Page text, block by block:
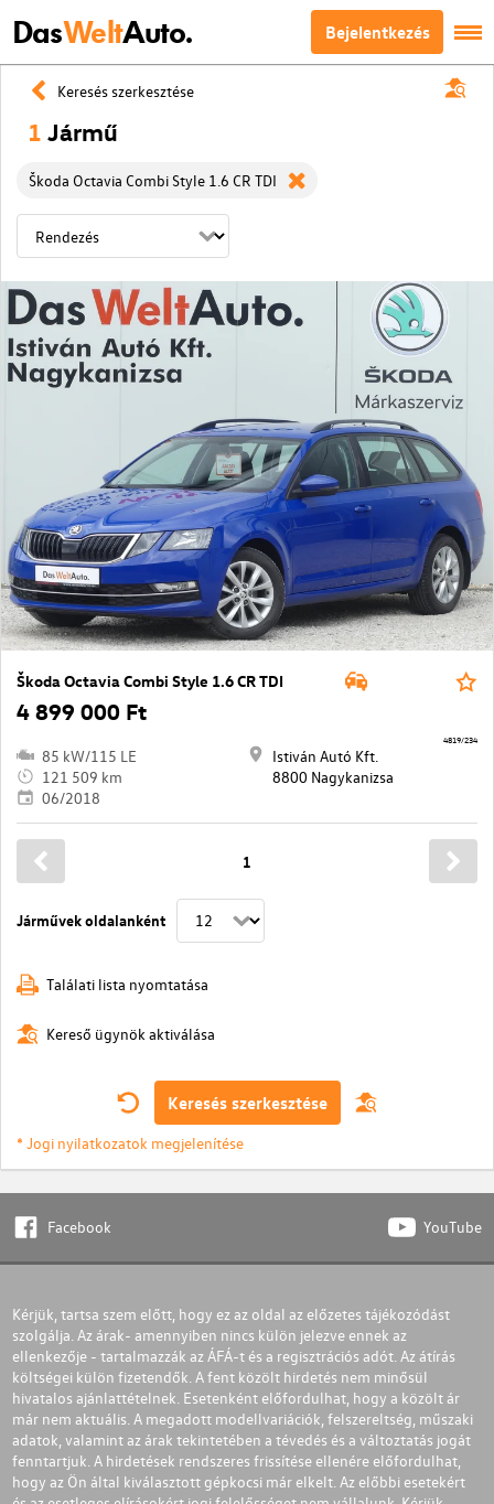
DasWeltAuto. Bejelentkezés
Keresés szerkesztése
1 Jármű
Škoda Octavia Combi Style 1.6 CR TDI
Škoda Octavia Combi Style 1.6 CR TDI
4 899 000 Ft
85 kW/115 LE
121 509 km
06/2018
Istiván Autó Kft.
8800 Nagykanizsa
4819/234
Járművek oldalanként
1
Találati lista nyomtatása
Kereső ügynök aktiválása
Keresés szerkesztése
* Jogi nyilatkozatok megjelenítése
Facebook YouTube
Kérjük, tartsa szem előtt, hogy ez az oldal az előzetes tájékozódást
szolgálja. Az árak- amennyiben nincs külön jelezve ennek az
ellenkezője - tartalmazzák az ÁFÁ-t és a regisztrációs adót. Az átírás
költségei külön fizetendők. A fent közölt hirdetés nem minősül
hivatalos ajánlattételnek. Esetenként előfordulhat, hogy a közölt ár
már nem aktuális. A megadott modellvariációk, felszereltség, műszaki
adatok, valamint az árak tekintetében a tévedés és a változtatás jogát
fenntartjuk. A hirdetések rendszeres frissítése ellenére előfordulhat,
hogy az Ön által kiválasztott gépkocsi már elkelt. Az előbbi esetekért